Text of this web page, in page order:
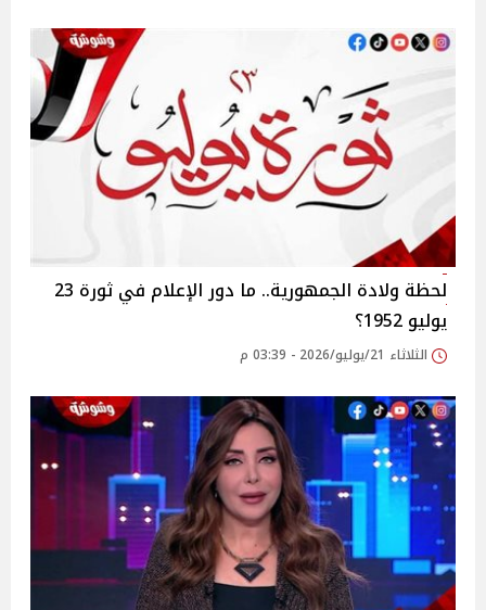
لحظة ولادة الجمهورية.. ما دور الإعلام في ثورة 23
يوليو 1952؟
الثلاثاء 21/يوليو/2026 - 03:39 م